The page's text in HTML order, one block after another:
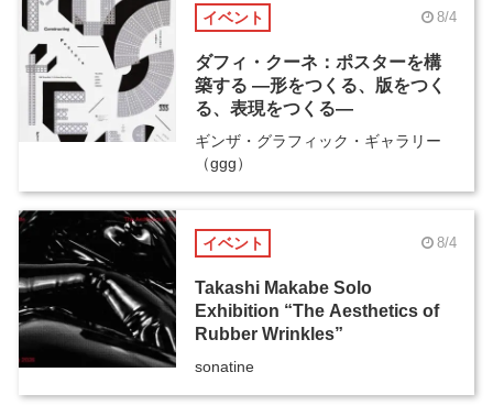
イベント 8/4
ダフィ・クーネ：ポスターを構
築する ―形をつくる、版をつく
る、表現をつくる―
ギンザ・グラフィック・ギャラリー
（ggg）
イベント 8/4
Takashi Makabe Solo
Exhibition “The Aesthetics of
Rubber Wrinkles”
sonatine